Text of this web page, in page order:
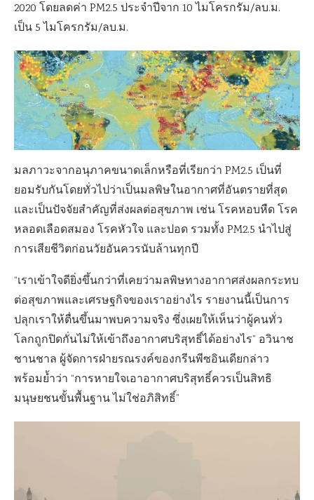
2020 โดยลดค่า PM2.5 ประจำปีจาก 10 ไมโครกรัม/ลบ.ม.
เป็น 5 ไมโครกรัม/ลบ.ม.
มลภาวะจากอนุภาคขนาดเล็กหรือที่เรียกว่า PM2.5 เป็นที่
ยอมรับกันโดยทั่วไปว่าเป็นมลพิษในอากาศที่อันตรายที่สุด
และเป็นปัจจัยสำคัญที่ส่งผลต่อสุขภาพ เช่น โรคหอบหืด โรค
หลอดเลือดสมอง โรคหัวใจ และปอด รวมทั้ง PM2.5 นำไปสู่
การเสียชีวิตก่อนวัยอันควรนับล้านทุกปี
“เราเข้าใจดียิ่งขึ้นกว่าที่เคยว่ามลพิษทางอากาศส่งผลกระทบ
ต่อสุขภาพและเศรษฐกิจของเราอย่างไร รายงานนี้เป็นการ
ปลุกเราให้ตื่นขึ้นมาพบความจริง ซึ่งเผยให้เห็นว่าผู้คนทั่ว
โลกถูกปิดกั่นไม่ให้เข้าถึงอากาศบริสุทธิ์ได้อย่างไร” อวินาช
ชานชาล ผู้จัดการฝ่ายรณรงค์ของกรีนพีซอินเดียกล่าว
พร้อมย้ำว่า “การหายใจเอาอากาศบริสุทธิ์ควรเป็นสิทธิ
มนุษยชนขั้นพื้นฐาน ไม่ใช่อภิสิทธิ์”